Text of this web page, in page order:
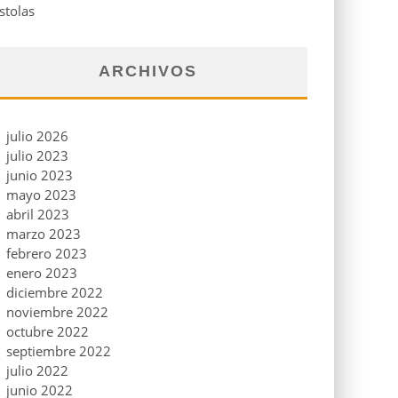
ARCHIVOS
julio 2026
julio 2023
junio 2023
mayo 2023
abril 2023
marzo 2023
febrero 2023
enero 2023
diciembre 2022
noviembre 2022
octubre 2022
septiembre 2022
julio 2022
junio 2022